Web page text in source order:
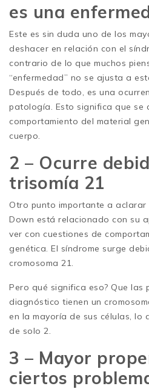
es una
Este es sin duda uno de los
deshacer en relación con el
contrario de lo que muchos
“enfermedad” no se ajusta a
Después de todo, es una
patología. Esto significa que se
comportamiento del material
cuerpo.
2 – Ocurre
trisomía 21
Otro punto importante a aclarar
Down está relacionado con su
ver con cuestiones de
genética. El síndrome surge
cromosoma 21.
Pero qué significa eso? Que las
diagnóstico tienen un
en la mayoría de sus células, lo
de solo 2.
3 – Mayor
ciertos